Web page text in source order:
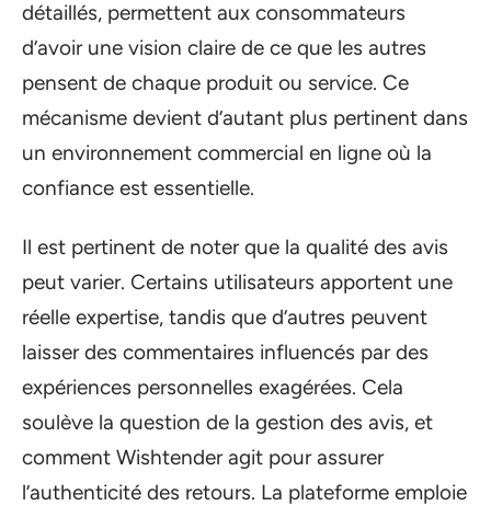
détaillés, permettent aux consommateurs
d’avoir une vision claire de ce que les autres
pensent de chaque produit ou service. Ce
mécanisme devient d’autant plus pertinent dans
un environnement commercial en ligne où la
confiance est essentielle.
Il est pertinent de noter que la qualité des avis
peut varier. Certains utilisateurs apportent une
réelle expertise, tandis que d’autres peuvent
laisser des commentaires influencés par des
expériences personnelles exagérées. Cela
soulève la question de la gestion des avis, et
comment Wishtender agit pour assurer
l’authenticité des retours. La plateforme emploie